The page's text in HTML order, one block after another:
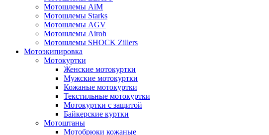
Мотошлемы AiM
Мотошлемы Starks
Мотошлемы AGV
Мотошлемы Airoh
Мотошлемы SHOCK Zillers
Мотоэкипировка
Мотокуртки
Женские мотокуртки
Мужские мотокуртки
Кожаные мотокуртки
Текстильные мотокуртки
Мотокуртки с защитой
Байкерские куртки
Мотоштаны
Мотобрюки кожаные